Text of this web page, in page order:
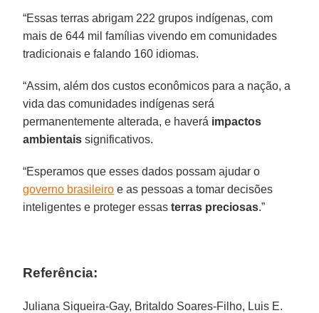
“Essas terras abrigam 222 grupos indígenas, com
mais de 644 mil famílias vivendo em comunidades
tradicionais e falando 160 idiomas.
“Assim, além dos custos econômicos para a nação, a
vida das comunidades indígenas será
permanentemente alterada, e haverá impactos
ambientais significativos.
“Esperamos que esses dados possam ajudar o
governo brasileiro e as pessoas a tomar decisões
inteligentes e proteger essasterras preciosas.”
Referência:
Juliana Siqueira-Gay, Britaldo Soares-Filho, Luis E.